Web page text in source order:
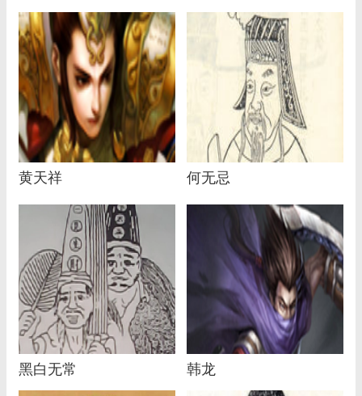
黄天祥 何无忌
黑白无常 韩龙